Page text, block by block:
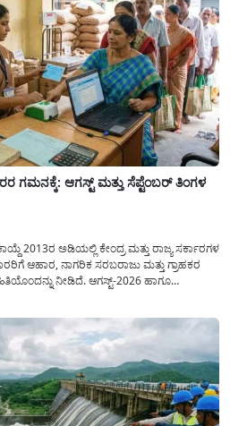
ಗಮನಕ್ಕೆ: ಆಗಸ್ಟ್ ಮತ್ತು ಸೆಪ್ಟೆಂಬರ್ ತಿಂಗಳ
2013ರ ಅಡಿಯಲ್ಲಿ ಕೇಂದ್ರ ಮತ್ತು ರಾಜ್ಯ ಸರ್ಕಾರಗಳ
ಆಹಾರ, ನಾಗರಿಕ ಸರಬರಾಜು ಮತ್ತು ಗ್ರಾಹಕರ
ನೀಡಿದೆ. ಆಗಸ್ಟ್-2026 ಹಾಗೂ